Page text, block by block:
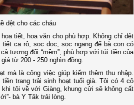
dệt cho các cháu
tiết, hoa văn cho phù hợp. Không chỉ dệt
ca rô, sọc dọc, sọc ngang để bà con có
tương đối “mềm”, phù hợp với túi tiền của
từ 200 - 250 nghìn đồng.
mà là công việc giúp kiếm thêm thu nhập.
trang trải sinh hoạt tuổi già. Tôi có 4 cô
tôi về với Giàng, khung cửi sẽ không cất
bà Y Tăk trải lòng.